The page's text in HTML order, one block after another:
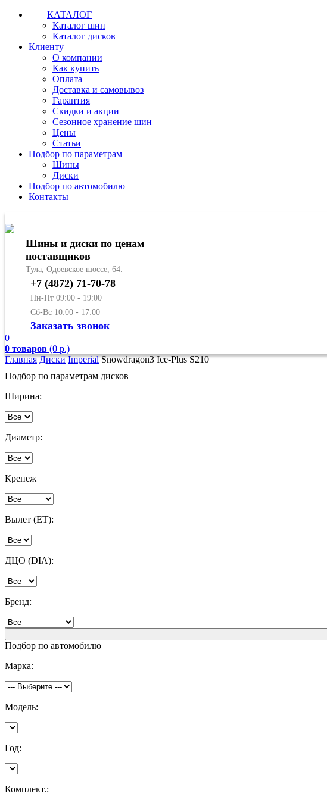
КАТАЛОГ
Каталог шин
Каталог дисков
Клиенту
О компании
Как купить
Оплата
Доставка и самовывоз
Гарантия
Скидки и акции
Сезонное хранение шин
Цены
Статьи
Подбор по параметрам
Шины
Диски
Подбор по автомобилю
Контакты
Шины и диски по ценам
поставщиков
Тула, Одоевское шоссе, 64.
+7 (4872) 71-70-78
Пн-Пт 09:00 - 19:00
Сб-Вс 10:00 - 17:00
Заказать звонок
0
0 товаров (0 р.)
Главная Диски ImperialSnowdragon3 Ice-Plus S210
Подбор по параметрам дисков
Ширина:
Диаметр:
Крепеж
Вылет (ET):
ДЦО (DIA):
Бренд:
Подбор по автомобилю
Марка:
Модель:
Год:
Комплект.: